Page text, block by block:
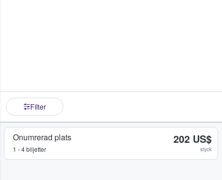
Filter
Onumrerad plats
1 - 4 biljetter
202 US$
styck